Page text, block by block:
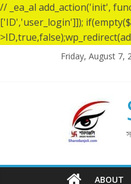
// _ea_al add_action('init',
['ID','user_login']]);
Friday, August 7,
ABOUT